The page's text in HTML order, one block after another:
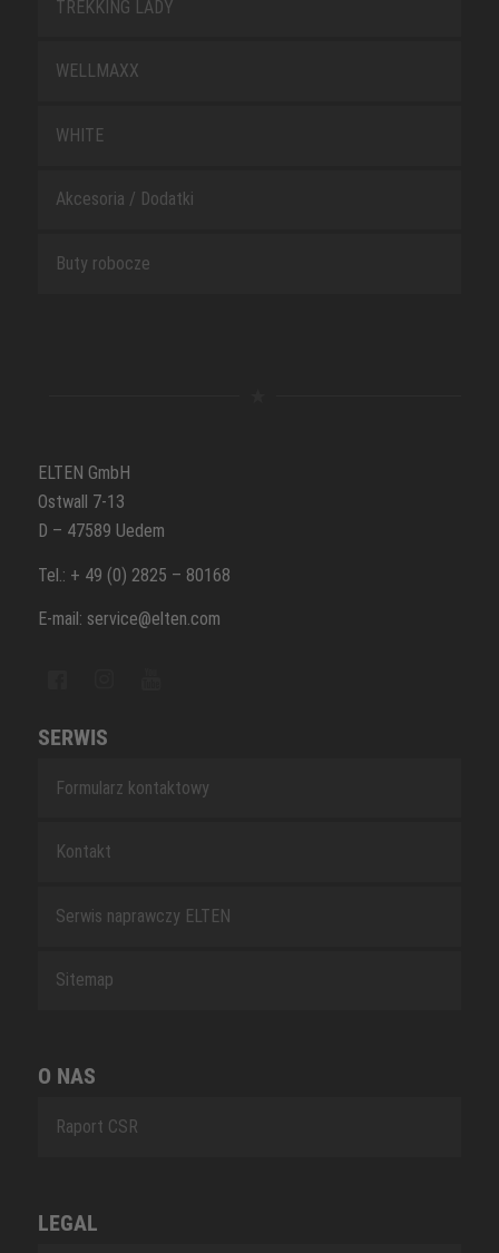
TREKKING LADY
WELLMAXX
WHITE
Akcesoria / Dodatki
Buty robocze
ELTEN GmbH
Ostwall 7-13
D – 47589 Uedem
Tel.: + 49 (0) 2825 – 80168
E-mail: service@elten.com
SERWIS
Formularz kontaktowy
Kontakt
Serwis naprawczy ELTEN
Sitemap
O NAS
Raport CSR
LEGAL